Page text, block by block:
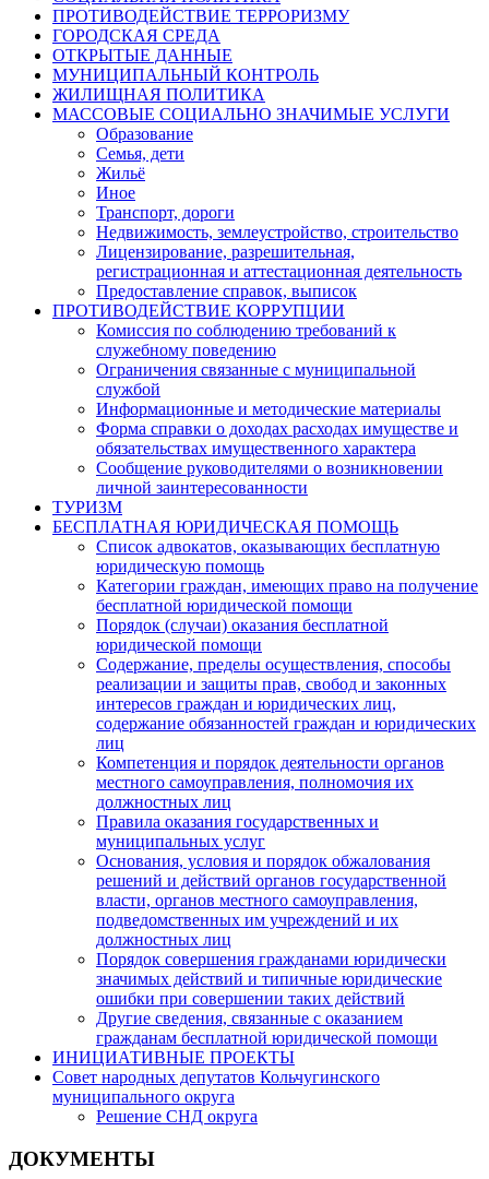
ПРОТИВОДЕЙСТВИЕ ТЕРРОРИЗМУ
ГОРОДСКАЯ СРЕДА
ОТКРЫТЫЕ ДАННЫЕ
МУНИЦИПАЛЬНЫЙ КОНТРОЛЬ
ЖИЛИЩНАЯ ПОЛИТИКА
МАССОВЫЕ СОЦИАЛЬНО ЗНАЧИМЫЕ УСЛУГИ
Образование
Семья, дети
Жильё
Иное
Транспорт, дороги
Недвижимость, землеустройство, строительство
Лицензирование, разрешительная,
регистрационная и аттестационная деятельность
Предоставление справок, выписок
ПРОТИВОДЕЙСТВИЕ КОРРУПЦИИ
Комиссия по соблюдению требований к
служебному поведению
Ограничения связанные с муниципальной
службой
Информационные и методические материалы
Форма справки о доходах расходах имуществе и
обязательствах имущественного характера
Сообщение руководителями о возникновении
личной заинтересованности
ТУРИЗМ
БЕСПЛАТНАЯ ЮРИДИЧЕСКАЯ ПОМОЩЬ
Список адвокатов, оказывающих бесплатную
юридическую помощь
Категории граждан, имеющих право на получение
бесплатной юридической помощи
Порядок (случаи) оказания бесплатной
юридической помощи
Содержание, пределы осуществления, способы
реализации и защиты прав, свобод и законных
интересов граждан и юридических лиц,
содержание обязанностей граждан и юридических
лиц
Компетенция и порядок деятельности органов
местного самоуправления, полномочия их
должностных лиц
Правила оказания государственных и
муниципальных услуг
Основания, условия и порядок обжалования
решений и действий органов государственной
власти, органов местного самоуправления,
подведомственных им учреждений и их
должностных лиц
Порядок совершения гражданами юридически
значимых действий и типичные юридические
ошибки при совершении таких действий
Другие сведения, связанные с оказанием
гражданам бесплатной юридической помощи
ИНИЦИАТИВНЫЕ ПРОЕКТЫ
Совет народных депутатов Кольчугинского
муниципального округа
Решение СНД округа
ДОКУМЕНТЫ